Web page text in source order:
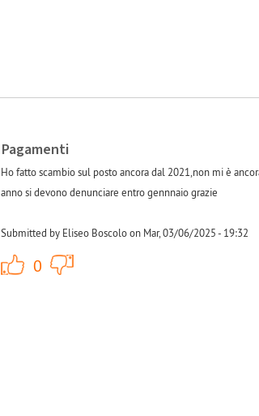
Pagamenti
Ho fatto scambio sul posto ancora dal 2021,non mi è
anno si devono denunciare entro gennnaio grazie
Submitted by Eliseo Boscolo on Mar, 03/06/2025 - 19:32
0